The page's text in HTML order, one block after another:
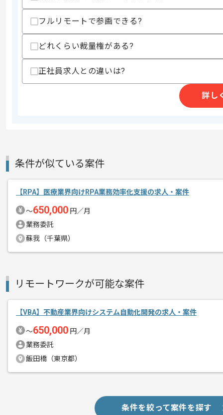
その他募集要項
商談回数
病院や介護施設専門LEDレンタルサー
を展開している企業でございます。
基本的にはフルリモートでの作業を見込
フルリモートで参画できる?
どれくらい裁量権がある?
正社員求人との違いは?
詳し
条件が似ている案件
【RPA】医療業界向けRPA業務効率化支援の求人・案件
〜650,000 円／月
業務委託
蘇我（千葉県）
リモートワークが可能な案件
【VBA】不動産業界向けシステム自動化開発の求人・案件
〜650,000 円／月
業務委託
飯田橋（東京都）
条件を絞って案件を探す